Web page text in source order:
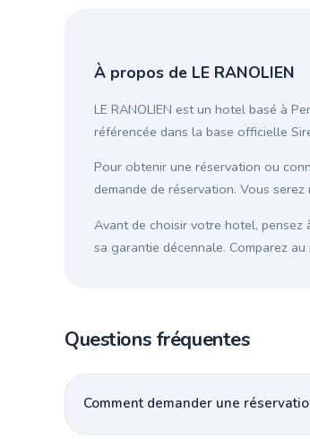
À propos de LE RANOLIEN
LE RANOLIEN est un hotel basé à
référencée dans la base officielle
Pour obtenir une réservation ou
demande de réservation. Vous
Avant de choisir votre hotel, pensez
sa garantie décennale. Comparez
Questions fréquentes
Comment demander une